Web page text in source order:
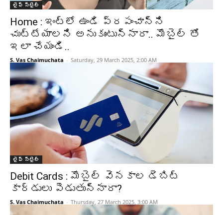
లైఫ్ స్టైల్
Home : ఇంట్లో ఉండి ప్రపంచాన్ని
చుట్టేయాలని అనుకుంటున్నారా.. మొబైల్ తో
ఇలా చేయండి..
S. Vas Chaimuchata - Saturday, 29 March 2025, 2:00 AM
లైఫ్ స్టైల్
Debit Cards : మొబైల్ వెనకాల డెబిట్
కార్డులు పెడుతున్నారా?
S. Vas Chaimuchata - Thursday, 27 March 2025, 3:00 AM